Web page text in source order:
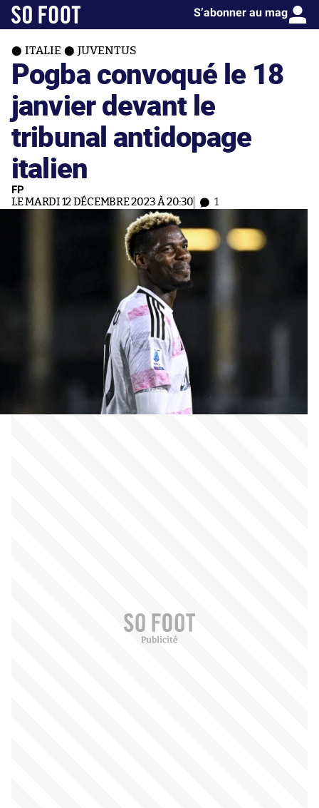
S’abonner au mag
ITALIE JUVENTUS
Pogba convoqué le 18
janvier devant le
tribunal antidopage
italien
FP
LE MARDI 12 DÉCEMBRE 2023 À 20:30 1